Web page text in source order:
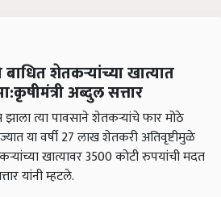
शेतकऱ्यांच्या खात्यात
अब्दुल सत्तार
झाला त्या पावसाने शेतकऱ्यांचे फार मोठे
या वर्षी 27 लाख शेतकरी अतिवृष्टीमुळे
खात्यावर 3500 कोटी रुपयांची मदत
यांनी म्हटले.